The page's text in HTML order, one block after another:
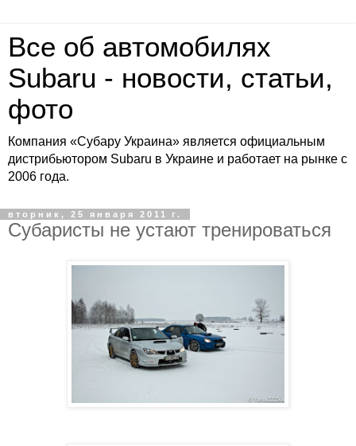
Все об автомобилях
Subaru - новости, статьи,
фото
Компания «Субару Украина» является официальным
дистрибьютором Subaru в Украине и работает на рынке с
2006 года.
вторник, 25 января 2011 г.
Субаристы не устают тренироваться